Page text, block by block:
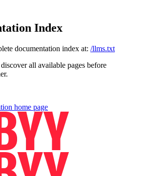
Index
documentation index at: /llms.txt
all available pages before
home page